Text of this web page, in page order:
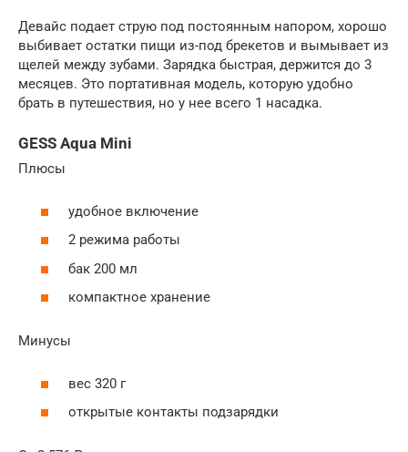
Девайс подает струю под постоянным напором, хорошо
выбивает остатки пищи из-под брекетов и вымывает из
щелей между зубами. Зарядка быстрая, держится до 3
месяцев. Это портативная модель, которую удобно
брать в путешествия, но у нее всего 1 насадка.
GESS Aqua Mini
Плюсы
удобное включение
2 режима работы
бак 200 мл
компактное хранение
Минусы
вес 320 г
открытые контакты подзарядки